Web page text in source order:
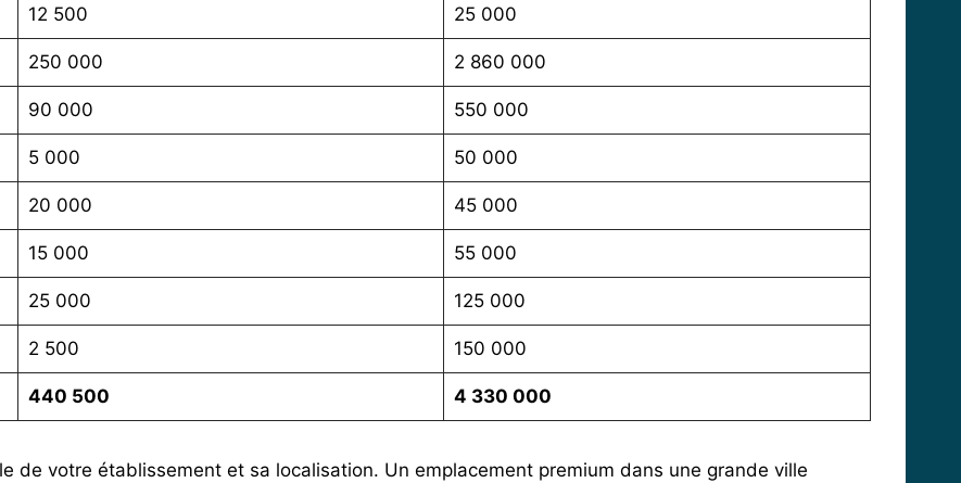
12 500 25 000
250 000 2 860 000
90 000 550 000
5 000 50 000
20 000 45 000
15 000 55 000
25 000 125 000
2 500 150 000
440 500 4 330 000
de votre établissement et sa localisation. Un emplacement premium dans une grande ville